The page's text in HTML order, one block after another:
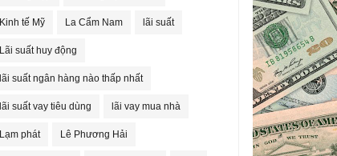
Kinh tế Mỹ La Cẩm Nam lãi suất
Lãi suất huy động
lãi suất ngân hàng nào thấp nhất
lãi suất vay tiêu dùng lãi vay mua nhà
Lạm phát Lê Phương Hải